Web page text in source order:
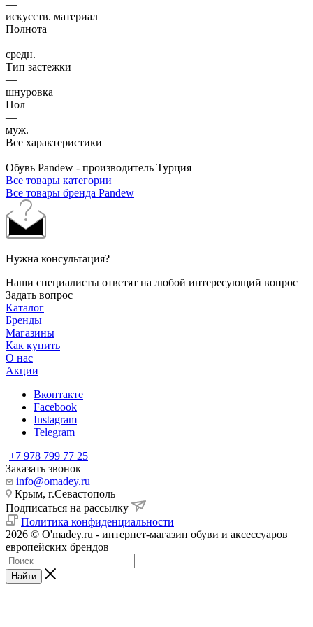
—
искусств. материал
Полнота
—
средн.
Тип застежки
—
шнуровка
Пол
—
муж.
Все характеристики
Обувь Pandew - производитель Турция
Все товары категории
Все товары бренда Pandew
Нужна консультация?
Наши специалисты ответят на любой интересующий вопрос
Задать вопрос
Каталог
Бренды
Магазины
Как купить
О нас
Акции
Вконтакте
Facebook
Instagram
Telegram
+7 978 799 77 25
Заказать звонок
info@omadey.ru
Крым, г.Севастополь
Подписаться на рассылку
Политика конфиденциальности
2026 © O'madey.ru - интернет-магазин обуви и аксессуаров
европейских брендов
Найти